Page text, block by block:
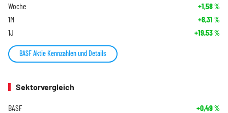
Woche +1,58%
1M +8,31 %
1J +19,53%
BASF Aktie Kennzahlen und Details
Sektorvergleich
BASF +0,49%